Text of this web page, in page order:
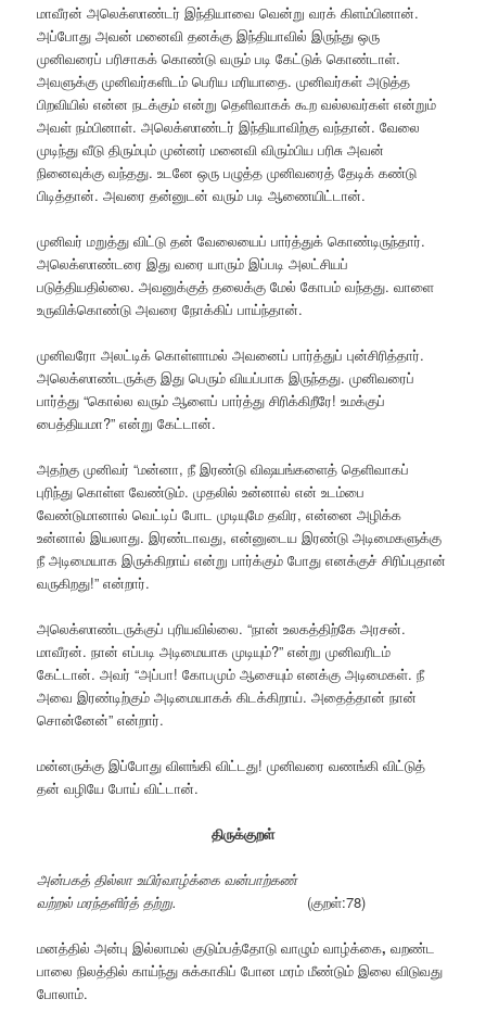
மாவீரன் அலெக்ஸாண்டர் இந்தியாவை வென்று வரக் கிளம்பினான்.
அப்போது அவன் மனைவி தனக்கு இந்தியாவில் இருந்து ஒரு
முனிவரைப் பரிசாகக் கொண்டு வரும் படி கேட்டுக் கொண்டாள்.
அவளுக்கு முனிவர்களிடம் பெரிய மரியாதை. முனிவர்கள் அடுத்த
பிறவியில் என்ன நடக்கும் என்று தெளிவாகக் கூற வல்லவர்கள் என்றும்
அவள் நம்பினாள். அலெக்ஸாண்டர் இந்தியாவிற்கு வந்தான். வேலை
முடிந்து வீடு திரும்பும் முன்னர் மனைவி விரும்பிய பரிசு அவன்
நினைவுக்கு வந்தது. உடனே ஒரு பழுத்த முனிவரைத் தேடிக் கண்டு
பிடித்தான். அவரை தன்னுடன் வரும் படி ஆணையிட்டான்.
முனிவர் மறுத்து விட்டு தன் வேலையைப் பார்த்துக் கொண்டிருந்தார்.
அலெக்ஸாண்டரை இது வரை யாரும் இப்படி அலட்சியப்
படுத்தியதில்லை. அவனுக்குத் தலைக்கு மேல் கோபம் வந்தது. வாளை
உருவிக்கொண்டு அவரை நோக்கிப் பாய்ந்தான்.
முனிவரோ அலட்டிக் கொள்ளாமல் அவனைப் பார்த்துப் புன்சிரித்தார்.
அலெக்ஸாண்டருக்கு இது பெரும் வியப்பாக இருந்தது. முனிவரைப்
பார்த்து “கொல்ல வரும் ஆளைப் பார்த்து சிரிக்கிறீரே! உமக்குப்
பைத்தியமா?” என்று கேட்டான்.
அதற்கு முனிவர் “மன்னா, நீ இரண்டு விஷயங்களைத் தெளிவாகப்
புரிந்து கொள்ள வேண்டும். முதலில் உன்னால் என் உடம்பை
வேண்டுமானால் வெட்டிப் போட முடியுமே தவிர, என்னை அழிக்க
உன்னால் இயலாது. இரண்டாவது, என்னுடைய இரண்டு அடிமைகளுக்கு
நீ அடிமையாக இருக்கிறாய் என்று பார்க்கும் போது எனக்குச் சிரிப்புதான்
வருகிறது!” என்றார்.
அலெக்ஸாண்டருக்குப் புரியவில்லை. “நான் உலகத்திற்கே அரசன்.
மாவீரன். நான் எப்படி அடிமையாக முடியும்?” என்று முனிவரிடம்
கேட்டான். அவர் “அப்பா! கோபமும் ஆசையும் எனக்கு அடிமைகள். நீ
அவை இரண்டிற்கும் அடிமையாகக் கிடக்கிறாய். அதைத்தான் நான்
சொன்னேன்” என்றார்.
மன்னருக்கு இப்போது விளங்கி விட்டது! முனிவரை வணங்கி விட்டுத்
தன் வழியே போய் விட்டான்.
திருக்குறள்
அன்பகத் தில்லா உயிர்வாழ்க்கை வன்பாற்கண்
வற்றல் மரந்தளிர்த் தற்று.
(குறள்:78)
மனத்தில் அன்பு இல்லாமல் குடும்பத்தோடு வாழும் வாழ்க்கை,வறண்ட
பாலை நிலத்தில் காய்ந்து சுக்காகிப் போன மரம் மீண்டும் இலை விடுவது
போலாம்.